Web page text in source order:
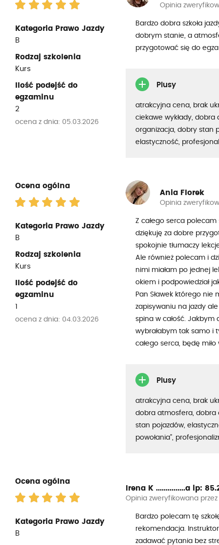
Kategoria Prawo Jazdy
B
Rodzaj szkolenia
Kurs
Ilość podejść do
egzaminu
2
ocena z dnia: 05.03.2026
Opinia
Bardzo dobra szkoła
dobrym stanie, a
przygotować się do
Plusy
atrakcyjna cena, brak
ciekawe wykłady,
organizacja, dobry stan
elastyczność,
Ocena ogólna
Kategoria Prawo Jazdy
B
Rodzaj szkolenia
Kurs
Ilość podejść do
egzaminu
1
ocena z dnia: 04.03.2026
Ania Florek
Opinia
Z całego serca polecam
dziękuję za dobre
spokojnie tłumaczy
Ale również polecam i
nimi miałam po jednej
okiem i podpowiedział
Pan Sławek którego nie
zapisywaniu na jazdy
spina w całość. Jakbym
wybrałabym tak samo i
całego serca, będę
Plusy
atrakcyjna cena, brak
dobra atmosfera, dobra
stan pojazdów,
powołania”,
Ocena ogólna
Kategoria Prawo Jazdy
B
Irena K ...............a ip:
Opinia zweryfikowana
Bardzo polecam tę
rekomendacja.
zadawać pytania bez